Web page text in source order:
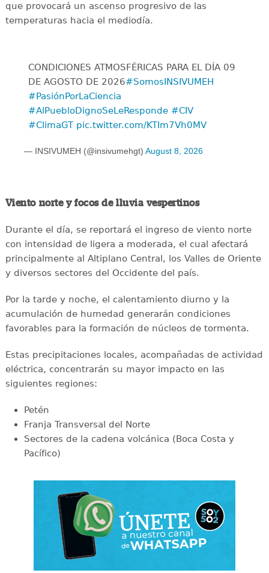
que provocará un ascenso progresivo de las
temperaturas hacia el mediodía.
CONDICIONES ATMOSFÉRICAS PARA EL DÍA 09
DE AGOSTO DE 2026#SomosINSIVUMEH
#PasiónPorLaCiencia
#AlPuebloDignoSeLeResponde #CIV
#ClimaGT pic.twitter.com/KTIm7Vh0MV
— INSIVUMEH (@insivumehgt) August 8, 2026
Viento norte y focos de lluvia vespertinos
Durante el día, se reportará el ingreso de viento norte
con intensidad de ligera a moderada, el cual afectará
principalmente al Altiplano Central, los Valles de Oriente
y diversos sectores del Occidente del país.
Por la tarde y noche, el calentamiento diurno y la
acumulación de humedad generarán condiciones
favorables para la formación de núcleos de tormenta.
Estas precipitaciones locales, acompañadas de actividad
eléctrica, concentrarán su mayor impacto en las
siguientes regiones:
Petén
Franja Transversal del Norte
Sectores de la cadena volcánica (Boca Costa y
Pacífico)